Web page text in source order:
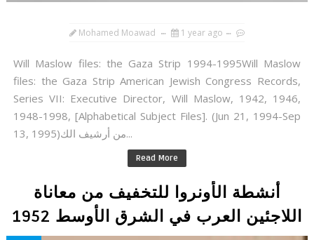
Mohamed Moawad 1 year ago
Will Maslow files: the Gaza Strip 1994-1995Will Maslow
files: the Gaza Strip American Jewish Congress Records,
Series VII: Executive Director, Will Maslow, 1942, 1946,
1948-1998, [Alphabetical Subject Files]. (Jun 21, 1994-Sep
13, 1995)من أرشيف الك...
Read More
أنشطة الأونروا للتخفيف من معاناة
اللاجئين العرب في الشرق الأوسط 1952